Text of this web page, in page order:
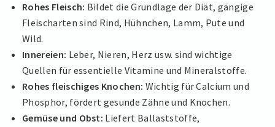
Rohes Fleisch: Bildet die Grundlage der Diät, gängige
Fleischarten sind Rind, Hühnchen, Lamm, Pute und
Wild.
Innereien: Leber, Nieren, Herz usw. sind wichtige
Quellen für essentielle Vitamine und Mineralstoffe.
Rohes fleischiges Knochen: Wichtig für Calcium und
Phosphor, fördert gesunde Zähne und Knochen.
Gemüse und Obst: Liefert Ballaststoffe,